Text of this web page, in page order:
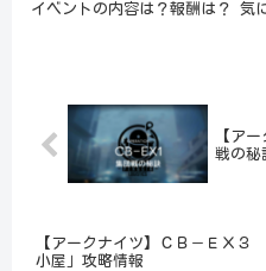
イベントの内容は？報酬は？ 気
【ア
戦の秘
【アークナイツ】ＣＢ－ＥＸ３
小屋」攻略情報